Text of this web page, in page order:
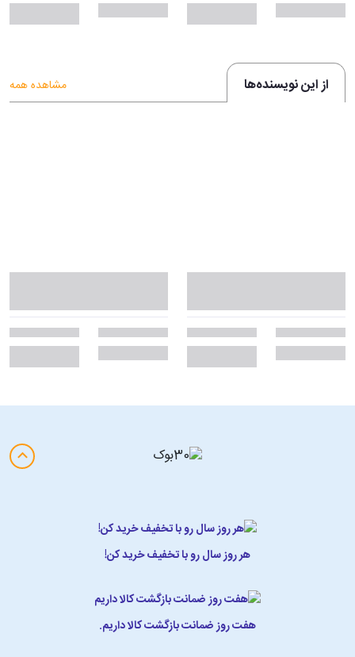
از این نویسنده‌ها مشاهده همه
هر روز سال رو با تخفیف خرید کن!
هفت روز ضمانت بازگشت کالا داریم.